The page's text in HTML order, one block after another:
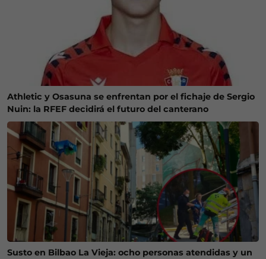
Athletic y Osasuna se enfrentan por el fichaje de Sergio
Nuin: la RFEF decidirá el futuro del canterano
Susto en Bilbao La Vieja: ocho personas atendidas y un